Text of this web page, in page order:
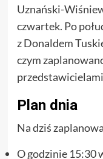
Uznański-
czwartek. Po
z Donaldem
czym
Plan dnia
Na dziś
O godzinie 15:30